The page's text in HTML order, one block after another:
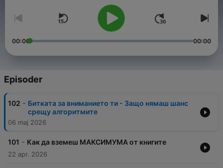
00:00 00:00
Episoder
102 - Битката за вниманието ти - Защо нямаш шанс
срещу алгоритмите
06 maj 2026
101 - Как да вземеш МАКСИМУМА от книгите
22 apr. 2026